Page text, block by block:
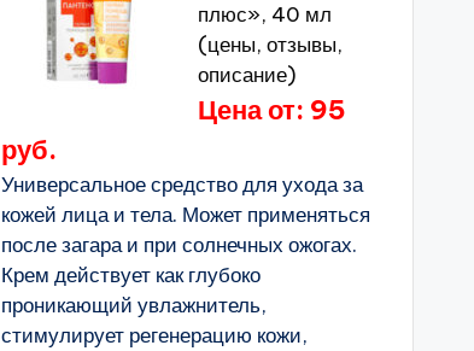
плюс», 40 мл
(цены, отзывы,
описание)
Цена от: 95
руб.
Универсальное средство для ухода за
кожей лица и тела. Может применяться
после загара и при солнечных ожогах.
Крем действует как глубоко
проникающий увлажнитель,
стимулирует регенерацию кожи,